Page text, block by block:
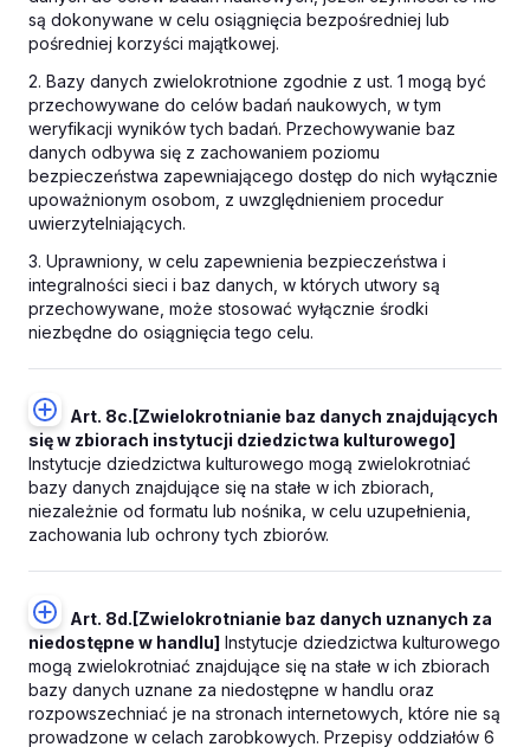
są dokonywane w celu osiągnięcia bezpośredniej lub
pośredniej korzyści majątkowej.
2. Bazy danych zwielokrotnione zgodnie z ust. 1 mogą być
przechowywane do celów badań naukowych, w tym
weryfikacji wyników tych badań. Przechowywanie baz
danych odbywa się z zachowaniem poziomu
bezpieczeństwa zapewniającego dostęp do nich wyłącznie
upoważnionym osobom, z uwzględnieniem procedur
uwierzytelniających.
3. Uprawniony, w celu zapewnienia bezpieczeństwa i
integralności sieci i baz danych, w których utwory są
przechowywane, może stosować wyłącznie środki
niezbędne do osiągnięcia tego celu.
Art. 8c. [Zwielokrotnianie baz danych znajdujących
się w zbiorach instytucji dziedzictwa kulturowego]
Instytucje dziedzictwa kulturowego mogą zwielokrotniać
bazy danych znajdujące się na stałe w ich zbiorach,
niezależnie od formatu lub nośnika, w celu uzupełnienia,
zachowania lub ochrony tych zbiorów.
Art. 8d. [Zwielokrotnianie baz danych uznanych za
niedostępne w handlu] Instytucje dziedzictwa kulturowego
mogą zwielokrotniać znajdujące się na stałe w ich zbiorach
bazy danych uznane za niedostępne w handlu oraz
rozpowszechniać je na stronach internetowych, które nie są
prowadzone w celach zarobkowych. Przepisy oddziałów 6